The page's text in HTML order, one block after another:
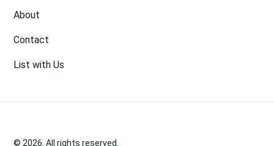
About
Contact
List with Us
© 2026. All rights reserved.